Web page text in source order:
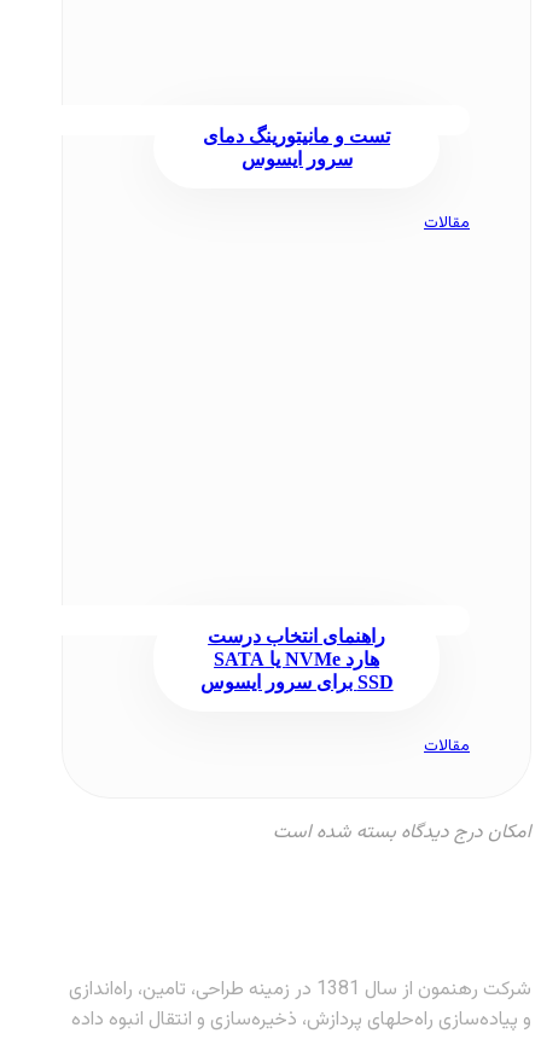
تست و مانیتورینگ دمای
سرور ایسوس
مقالات
راهنمای انتخاب درست
هارد NVMe یا SATA
SSD برای سرور ایسوس
مقالات
امکان درج دیدگاه بسته شده است
شرکت رهنمون از سال 1381 در زمینه طراحی، تامین، راه‌اندازی
و پیاده‌سازی راه‌حلهای پردازش، ذخیره‌سازی و انتقال انبوه داده